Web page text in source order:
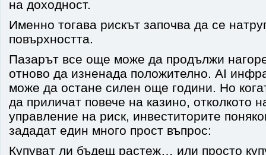
на доходност.
Именно тогава рискът започва да се
повърхността.
Пазарът все още може да продължи
отново да изненада положително. AI
може да остане силен още години. Но
да приличат повече на казино, отколкото
управление на риск, инвеститорите
зададат един много прост въпрос:
Купуват ли бъдещ растеж… или просто